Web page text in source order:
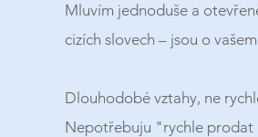
Mluvím jednoduše a
cizích slovech – jsou o
Dlouhodobé vztahy, ne
Nepotřebuju "rychle